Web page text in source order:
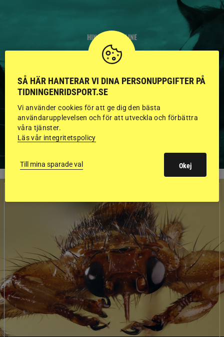
HINGSTAR ONLINE
GODKÄNDA HINGSTAR I
FLERA KATEGORIER MED
BILDER OCH FAKTA
VISA ALLA HINGSTAR
SÅ HÄR HANTERAR VI DINA PERSONUPPGIFTER PÅ
TIDNINGENRIDSPORT.SE
Vi använder cookies för att ge dig den bästa
användarupplevelsen och för att utveckla och förbättra
våra tjänster.
Läs vår integritetspolicy
Till mina sparade val Okej